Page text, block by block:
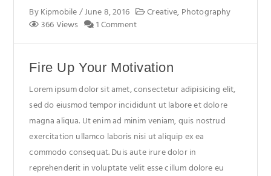
ByKipmobile/June 8, 2016 Creative, Photography
366 Views
1 Comment
Fire Up Your Motivation
Lorem ipsum dolor sit amet, consectetur adipisicing elit,
sed do eiusmod tempor incididunt ut labore et dolore
magna aliqua. Ut enim ad minim veniam, quis nostrud
exercitation ullamco laboris nisi ut aliquip ex ea
commodo consequat. Duis aute irure dolor in
reprehenderit in voluptate velit esse cillum dolore eu